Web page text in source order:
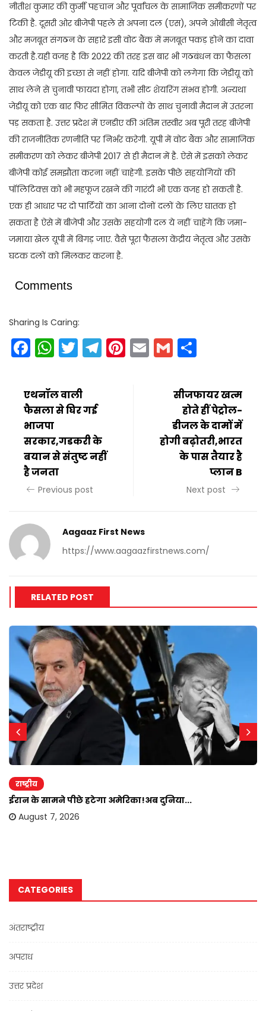
नीतीश कुमार की कुर्मी पहचान और पूर्वांचल के सामाजिक समीकरणों पर
टिकी है. दूसरी ओर बीजेपी पहले से अपना दल (एस), अपने ओबीसी नेतृत्व
और मजबूत संगठन के सहारे इसी वोट बैंक में मजबूत पकड़ होने का दावा
करती है.यही वजह है कि 2022 की तरह इस बार भी गठबंधन का फैसला
केवल जेडीयू की इच्छा से नहीं होगा. यदि बीजेपी को लगेगा कि जेडीयू को
साथ लेने से चुनावी फायदा होगा, तभी सीट शेयरिंग संभव होगी. अन्यथा
जेडीयू को एक बार फिर सीमित विकल्पों के साथ चुनावी मैदान में उतरना
पड़ सकता है. उत्तर प्रदेश में एनडीए की अंतिम तस्वीर अब पूरी तरह बीजेपी
की राजनीतिक रणनीति पर निर्भर करेगी. यूपी में वोट बैंक और सामाजिक
समीकरण को लेकर बीजेपी 2017 से ही मैदान में है. ऐसे में इसको लेकर
बीजेपी कोई समझौता करना नहीं चाहेगी. इसके पीछे सहयोगियों की
पॉलिटिक्स को भी महफूज रखने की गारंटी भी एक वजह हो सकती है.
एक ही आधार पर दो पार्टियों का आना दोनों दलों के लिए घातक हो
सकता है ऐसे में बीजेपी और उसके सहयोगी दल ये नहीं चाहेंगे कि जमा-
जमाया खेल यूपी में बिगड़ जाए. वैसे पूरा फैसला केंद्रीय नेतृत्व और उसके
घटक दलों को मिलकर करना है.
Comments
Sharing Is Caring:
Facebook
WhatsApp
Twitter
Telegram
Pinterest
EmailGmail
एथनॉल वाली
फैसला से घिर गई
भाजपा
सरकार,गडकरी के
बयान से संतुष्ट नहीं
है जनता
Previous post
सीजफायर खत्म
होते हीं पेट्रोल-
डीजल के दामों में
होगी बढ़ोतरी,भारत
के पास तैयार है
प्लान B
Next post
Aagaaz First News
https://www.aagaazfirstnews.com/
RELATED POST
राष्ट्रीय
ईरान के सामने पीछे हटेगा अमेरिका!अब दुनिया...
August 7, 2026
CATEGORIES
अंतराष्ट्रीय
अपराध
उत्तर प्रदेश